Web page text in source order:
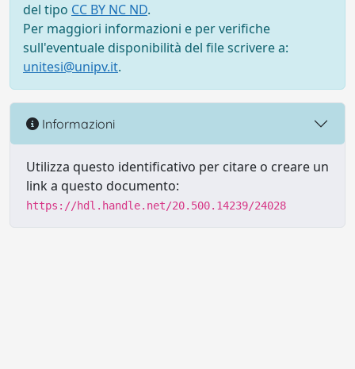
del tipo CC BY NC ND.
Per maggiori informazioni e per verifiche
sull'eventuale disponibilità del file scrivere a:
unitesi@unipv.it.
Informazioni
Utilizza questo identificativo per citare o creare un
link a questo documento:
https://hdl.handle.net/20.500.14239/24028